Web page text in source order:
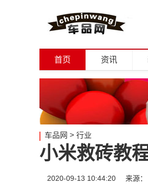
首页 资讯
车品网 > 行业
小米救砖教
2020-09-13 10:44:20 来源：